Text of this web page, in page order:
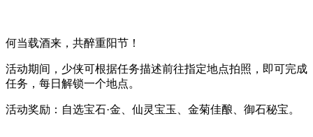
何当载酒来，共醉重阳节！
活动期间，少侠可根据任务描述前往指定地点拍照，即可完成
任务，每日解锁一个地点。
活动奖励：自选宝石·金、仙灵宝玉、金菊佳酿、御石秘宝。